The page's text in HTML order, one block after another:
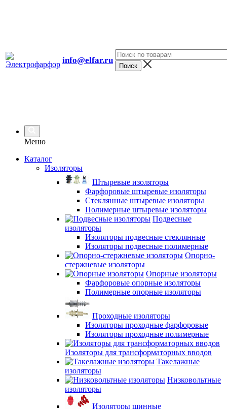
info@elfar.ru
Меню
Каталог
Изоляторы
Штыревые изоляторы
Фарфоровые штыревые изоляторы
Стеклянные штыревые изоляторы
Полимерные штыревые изоляторы
Подвесные
изоляторы
Изоляторы подвесные стеклянные
Изоляторы подвесные полимерные
Опорно-
стержневые изоляторы
Опорные изоляторы
Фарфоровые опорные изоляторы
Полимерные опорные изоляторы
Проходные изоляторы
Изоляторы проходные фарфоровые
Изоляторы проходные полимерные
Изоляторы для трансформаторных вводов
Такелажные
изоляторы
Низковольтные
изоляторы
Изоляторы шинные